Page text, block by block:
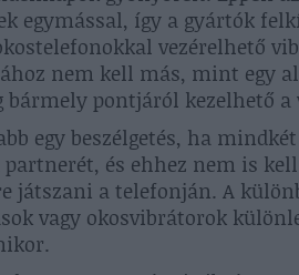
egymással, így a gyártók
vezérelhető
nem kell más, mint egy
bármely pontjáról kezelhető a
egy beszélgetés, ha
és ehhez nem is
játszani a telefonján. A
vagy okosvibrátorok